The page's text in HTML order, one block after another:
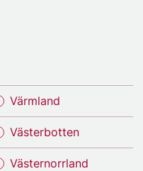
Värmland
Västerbotten
Västernorrland